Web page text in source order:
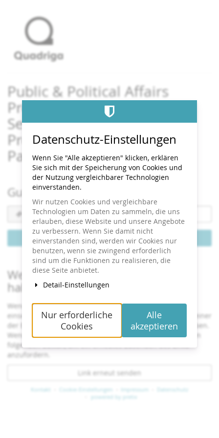
Haupt-
Inhalt
springen
Public & Political Affairs
Professional – das
Seitenwechsler:innen-
Programm für
Parlamentsprofis
Gutschein einlösen
Gutscheincode
erforderlich
Gutschein einlösen
Wenn Sie bereits ein Ticket bestellt
haben
Wenn Sie den Status und die Details Ihrer Bestellung
einsehen oder ändern wollen, klicken Sie auf den Link in einer
der E-Mails, die wir Ihnen im Bestellvorgang geschickt haben.
Wenn Sie den Link nicht finden können, klicken Sie auf den
folgenden Button, um ein erneutes Zusenden des Links
anzufordern.
Link erneut senden
Kontakt Cookie-Einstellungen Impressum
Datenschutz
powered by pretix
Datenschutz-Einstellungen
Wenn Sie "Alle akzeptieren" klicken, erklären
Sie sich mit der Speicherung von Cookies und
der Nutzung vergleichbarer Technologien
einverstanden.
Wir nutzen Cookies und vergleichbare
Technologien um Daten zu sammeln, die uns
erlauben, diese Website und unsere Angebote
zu verbessern. Wenn Sie damit nicht
einverstanden sind, werden wir Cookies nur
benutzen, wenn sie zwingend erforderlich
sind um die Funktionen zu realisieren, die
diese Seite anbietet.
Detail-Einstellungen
Nur erforderliche
Cookies
Alle
akzeptieren